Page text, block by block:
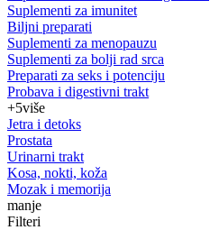
Suplementi za imunitet
Biljni preparati
Suplementi za menopauzu
Suplementi za bolji rad srca
Preparati za seks i potenciju
Probava i digestivni trakt
+5više
Jetra i detoks
Prostata
Urinarni trakt
Kosa, nokti, koža
Mozak i memorija
manje
Filteri